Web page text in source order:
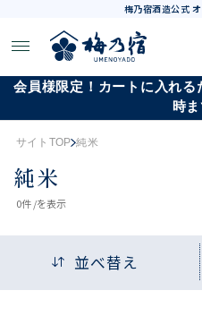
梅乃宿酒造公式
会員様限定！カートに入れる
時ま
サイトTOP 純米
純米
0件 /を表示
並べ替え